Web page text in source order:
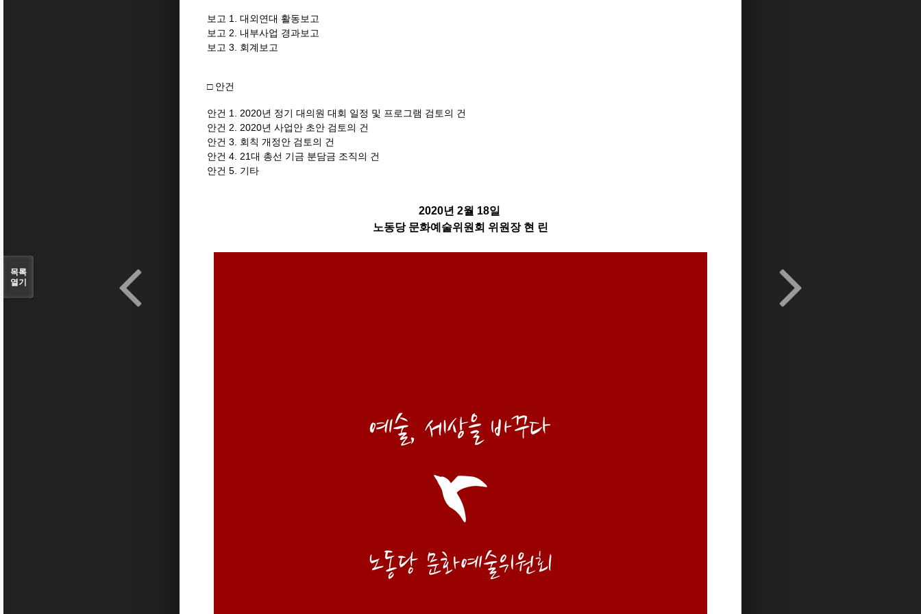
보고 1. 대외연대 활동보고
보고 2. 내부사업 경과보고
보고 3. 회계보고
□ 안건
안건 1. 2020년 정기 대의원 대회 일정 및 프로그램 검토의 건
안건 2. 2020년 사업안 초안 검토의 건
안건 3. 회칙 개정안 검토의 건
안건 4. 21대 총선 기금 분담금 조직의 건
안건 5. 기타
2020년 2월 18일
노동당 문화예술위원회 위원장 현 린
목록
열기